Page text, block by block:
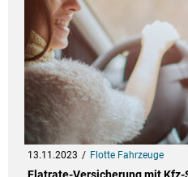
13.11.2023 Flotte Fahrzeuge